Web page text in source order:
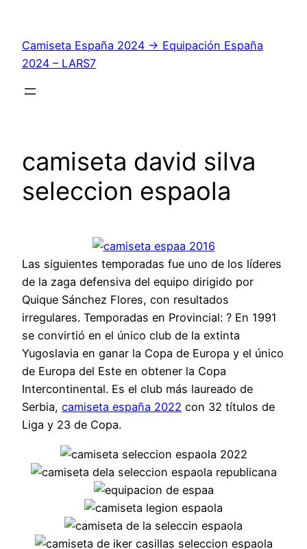
contenido
Camiseta España 2024 → Equipación España
2024 – LARS7
camiseta david silva
seleccion espaola
Las siguientes temporadas fue uno de los líderes
de la zaga defensiva del equipo dirigido por
Quique Sánchez Flores, con resultados
irregulares. Temporadas en Provincial: ? En 1991
se convirtió en el único club de la extinta
Yugoslavia en ganar la Copa de Europa y el único
de Europa del Este en obtener la Copa
Intercontinental. Es el club más laureado de
Serbia, camiseta españa 2022 con 32 títulos de
Liga y 23 de Copa.